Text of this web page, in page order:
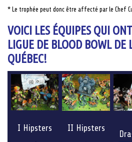
* Le trophée peut donc être affecté par le Chef
VOICI LES ÉQUIPES QUI
LIGUE DE BLOOD BOWL DE
QUÉBEC!
I Hipsters II Hipsters